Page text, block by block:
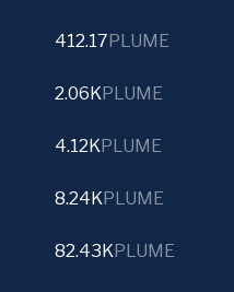
412.17PLUME
2.06KPLUME
4.12KPLUME
8.24KPLUME
82.43KPLUME